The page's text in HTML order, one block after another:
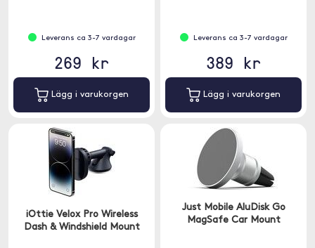
Leverans ca 3-7 vardagar
269 kr
Lägg i varukorgen
Leverans ca 3-7 vardagar
389 kr
Lägg i varukorgen
iOttie Velox Pro Wireless
Dash & Windshield Mount
Just Mobile AluDisk Go
MagSafe Car Mount